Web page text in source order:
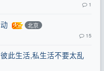
1
北京
15
此生活,私生活不要太乱